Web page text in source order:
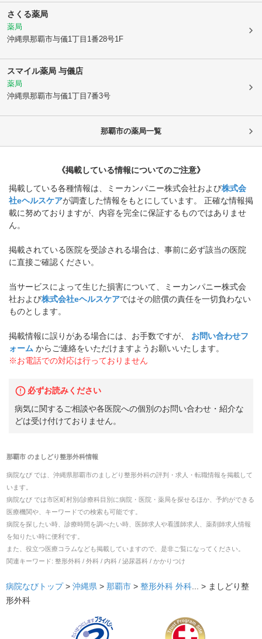
さくる薬局
薬局
沖縄県那覇市与儀1丁目1番28号1F
スマイル薬局 与儀店
薬局
沖縄県那覇市与儀1丁目7番3号
那覇市の薬局一覧
《掲載している情報についてのご注意》
掲載している各種情報は、ミーカンパニー株式会社および株式会
社eヘルスケアが調査した情報をもとにしています。 正確な情報掲
載に努めておりますが、内容を完全に保証するものではありませ
ん。
掲載されている医院を受診される場合は、事前に必ず該当の医院
に直接ご確認ください。
当サービスによって生じた損害について、ミーカンパニー株式会
社および株式会社eヘルスケアではその賠償の責任を一切負わない
ものとします。
掲載情報に誤りがある場合には、お手数ですが、
お問い合わせフ
ォーム からご連絡をいただけますようお願いいたします。
※お電話での対応は行っておりません
必ずお読みください
病気に関するご相談や各医院への個別のお問い合わせ・紹介な
どは受け付けておりません。
那覇市のましどり整形外科情報
病院なび では、 沖縄県那覇市のましどり整形外科の評判・求人・転職情報を掲載して
います。
病院なび では市区町村別/診療科目別に病院・医院・薬局を探せるほか、予約ができる
医療機関や、キーワードでの検索も可能です。
病院を探したい時、診療時間を調べたい時、医師求人や看護師求人、薬剤師求人情報
を知りたい時に便利です。
また、役立つ医療コラムなども掲載していますので、是非ご覧になってください。
関連キーワード: 整形外科 / 外科 / 内科 / 泌尿器科 / かかりつけ
病院なびトップ > 沖縄県 > 那覇市 > 整形外科 外科... > ましどり整
形外科